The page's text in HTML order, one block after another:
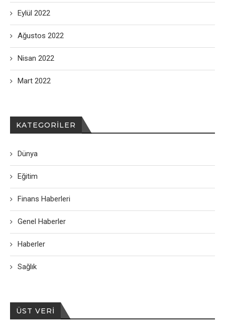
Eylül 2022
Ağustos 2022
Nisan 2022
Mart 2022
KATEGORILER
Dünya
Eğitim
Finans Haberleri
Genel Haberler
Haberler
Sağlık
ÜST VERI